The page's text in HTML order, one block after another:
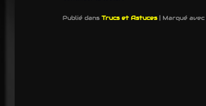
Publié dans Trucs et Astuces | Marqué avec